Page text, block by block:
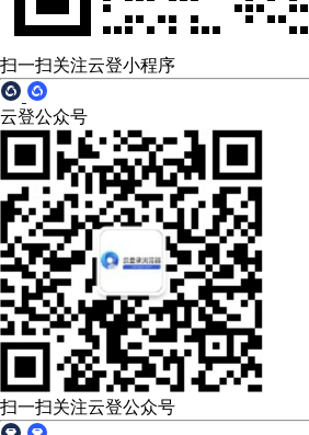
扫一扫关注云登小程序
云登公众号
扫一扫关注云登公众号